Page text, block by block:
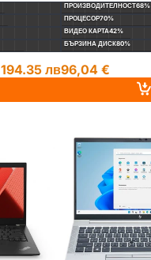
194.35 лв
ПРОИЗВОДИТЕЛНОСТ68%
ПРОЦЕСОР70%
ВИДЕО КАРТА42%
БЪРЗИНА ДИСК80%
96,04 €